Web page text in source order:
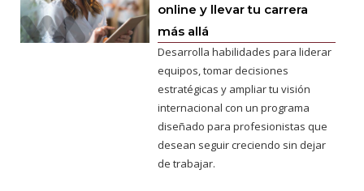
online y llevar tu carrera
más allá
Desarrolla habilidades para liderar
equipos, tomar decisiones
estratégicas y ampliar tu visión
internacional con un programa
diseñado para profesionistas que
desean seguir creciendo sin dejar
de trabajar.